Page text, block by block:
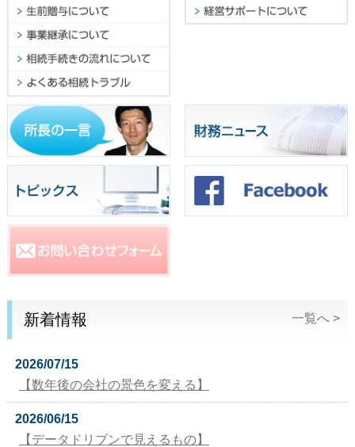
新着情報 一覧へ >
2026/07/15
【数年後の会社の景色を変える】
2026/06/15
【データドリブンで見えるもの】